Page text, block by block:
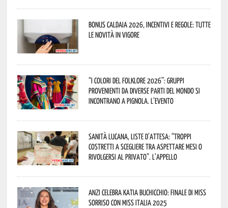
Bonus caldaia 2026, incentivi e regole: tutte
le novità in vigore
“I Colori del Folklore 2026”: gruppi
provenienti da diverse parti del mondo si
incontrano a Pignola. L’evento
Sanità lucana, liste d’attesa: “Troppi
costretti a scegliere tra aspettare mesi o
rivolgersi al privato”. L’appello
Anzi celebra Katia Buchicchio: finale di Miss
Sorriso con Miss Italia 2025